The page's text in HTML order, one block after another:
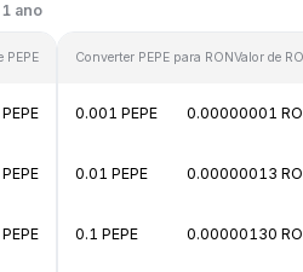
1 ano
PEPE Converter PEPE para RONValor de
0.001 PEPE 0.00000001
0.01 PEPE 0.00000013
0.1 PEPE 0.00000130